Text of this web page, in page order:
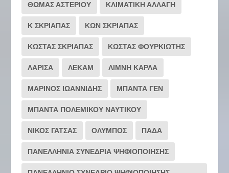
ΘΩΜΑΣ ΑΣΤΕΡΙΟΥ ΚΛΙΜΑΤΙΚΗ ΑΛΛΑΓΗ
Κ ΣΚΡΙΑΠΑΣ ΚΩΝ ΣΚΡΙΑΠΑΣ
ΚΩΣΤΑΣ ΣΚΡΙΑΠΑΣ ΚΩΣΤΑΣ ΦΟΥΡΚΙΩΤΗΣ
ΛΑΡΙΣΑ ΛΕΚΑΜ ΛΙΜΝΗ ΚΑΡΛΑ
ΜΑΡΙΝΟΣ ΙΩΑΝΝΙΔΗΣ ΜΠΑΝΤΑ ΓΕΝ
ΜΠΑΝΤΑ ΠΟΛΕΜΙΚΟΥ ΝΑΥΤΙΚΟΥ
ΝΙΚΟΣ ΓΑΤΣΑΣ ΟΛΥΜΠΟΣ ΠΑΔΑ
ΠΑΝΕΛΛΗΝΙΑ ΣΥΝΕΔΡΙΑ ΨΗΦΙΟΠΟΙΗΣΗΣ